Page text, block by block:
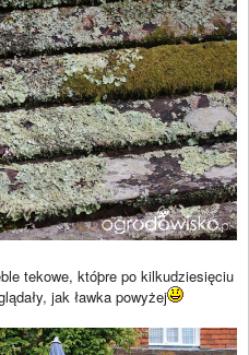
tekowe, któþre po kilkudziesięciu
jak ławka powyżej